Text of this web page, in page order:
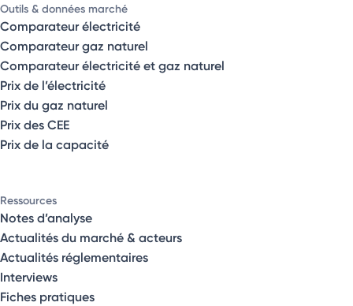
Outils & données marché
Comparateur électricité
Comparateur gaz naturel
Comparateur électricité et gaz naturel
Prix de l’électricité
Prix du gaz naturel
Prix des CEE
Prix de la capacité
Ressources
Notes d’analyse
Actualités du marché & acteurs
Actualités réglementaires
Interviews
Fiches pratiques